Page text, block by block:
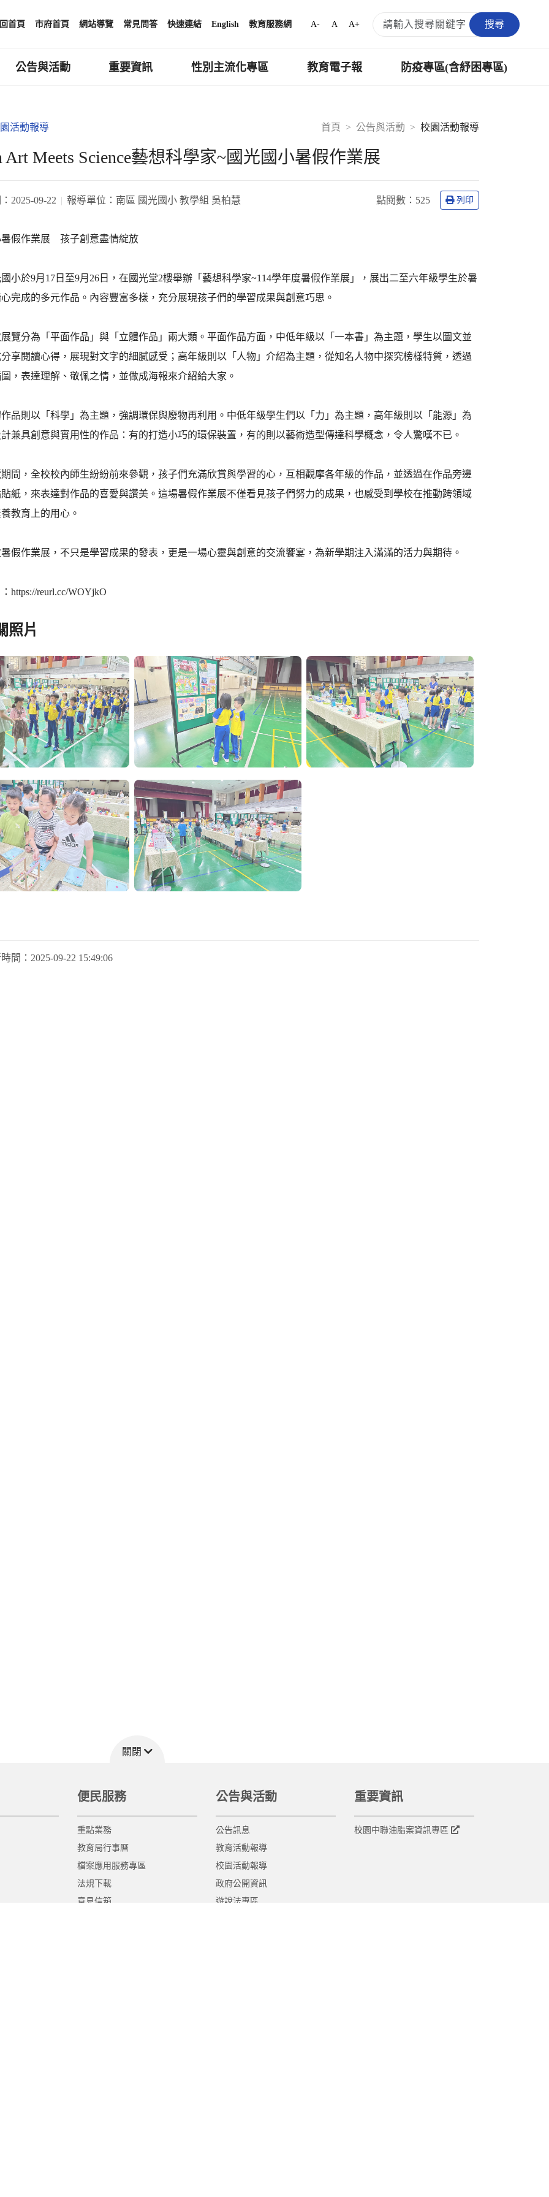
回首頁 市府首頁 網站導覽 常見問答 快速連結 English 教育服務網 A- A A+ 搜尋
公告與活動 重要資訊 性別主流化專區 教育電子報 防疫專區(含紓困專區)
首頁 公告與活動 校園活動報導
活動報導
Art Meets Science藝想科學家~國光國小暑假作業展
2025-09-22 報導單位： 南區 國光國小 教學組 吳柏慧 點閱數： 525 列印
暑假作業展 孩子創意盡情綻放
9月17日至9月26日，在國光堂2樓舉辦「藝想科學家~114學年度暑假作業展」，展出二至六年級學生於暑
完成的多元作品。內容豐富多樣，充分展現孩子們的學習成果與創意巧思。
分為「平面作品」與「立體作品」兩大類。平面作品方面，中低年級以「一本書」為主題，學生以圖文並
享閱讀心得，展現對文字的細膩感受；高年級則以「人物」介紹為主題，從知名人物中探究榜樣特質，透過
，表達理解、敬佩之情，並做成海報來介紹給大家。
則以「科學」為主題，強調環保與廢物再利用。中低年級學生們以「力」為主題，高年級則以「能源」為
兼具創意與實用性的作品：有的打造小巧的環保裝置，有的則以藝術造型傳達科學概念，令人驚嘆不已。
，全校校內師生紛紛前來參觀，孩子們充滿欣賞與學習的心，互相觀摩各年級的作品，並透過在作品旁邊
紙，來表達對作品的喜愛與讚美。這場暑假作業展不僅看見孩子們努力的成果，也感受到學校在推動跨領域
教育上的用心。
作業展，不只是學習成果的發表，更是一場心靈與創意的交流饗宴，為新學期注入滿滿的活力與期待。
https://reurl.cc/WOYjkO
照片
間： 2025-09-22 15:49:06
關閉
便民服務
重點業務
教育局行事曆
檔案應用服務專區
法規下載
意見信箱
公告與活動
公告訊息
教育活動報導
校園活動報導
政府公開資訊
遊說法專區
重要資訊
校園中聯油脂案資訊專區